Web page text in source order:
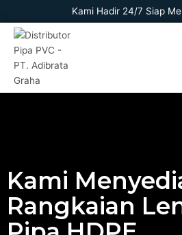
to
content
Kami Hadir 24/7 Siap
Kami
Rangkaian